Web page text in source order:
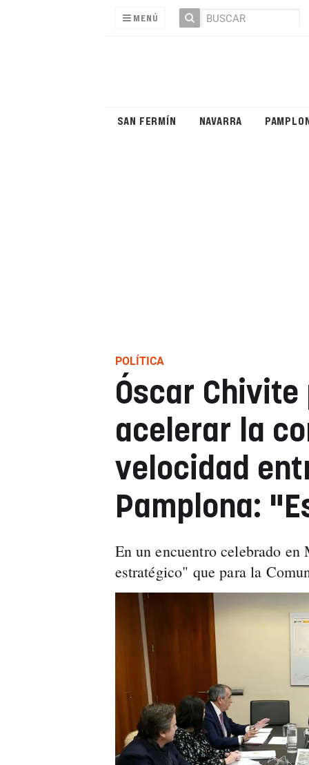
MENÚ
SAN FERMÍN NAVARRA
POLÍTICA
Óscar Chivite
acelerar la
velocidad
Pamplona:
En un encuentro celebrado
estratégico" que para la